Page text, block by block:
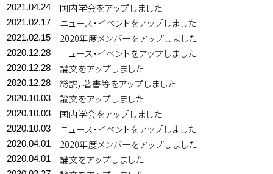
2021.04.24 国内学会をアップしました
2021.02.17 ニュース・イベントをアップしました
2021.02.15 2020年度メンバーをアップしました
2020.12.28 ニュース・イベントをアップしました
2020.12.28 論文をアップしました
2020.12.28 総説，著書等をアップしました
2020.10.03 論文をアップしました
2020.10.03 国内学会をアップしました
2020.10.03 ニュース・イベントをアップしました
2020.04.01 2020年度メンバーをアップしました
2020.04.01 論文をアップしました